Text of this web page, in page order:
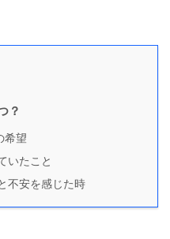
？
希望
いたこと
不安を感じた時